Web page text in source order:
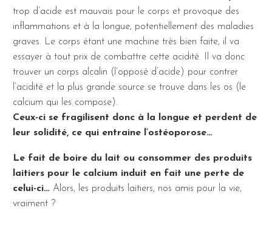
trop d’acide est mauvais pour le corps et provoque des
inflammations et à la longue, potentiellement des maladies
graves. Le corps étant une machine très bien faite, il va
essayer à tout prix de combattre cette acidité. Il va donc
trouver un corps alcalin (l’opposé d’acide) pour contrer
l’acidité et la plus grande source se trouve dans les os (le
calcium qui les compose).
Ceux-ci se fragilisent donc à la longue et perdent de
leur solidité, ce qui entraine l’ostéoporose…
Le fait de boire du lait ou consommer des produits
laitiers pour le calcium induit en fait une perte de
celui-ci… Alors, les produits laitiers, nos amis pour la vie,
vraiment ?